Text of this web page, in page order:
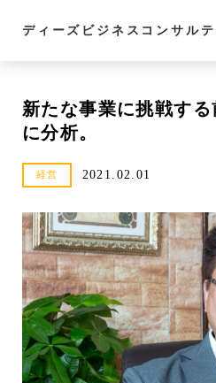
ディーズビジネスコンサル
新たな事業に挑戦す
に分析。
経営 2021.02.01